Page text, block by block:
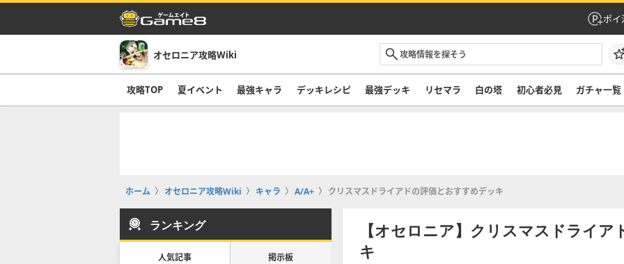
ポイ
オセロニア攻略Wiki
攻略TOP 夏イベント 最強キャラ デッキレシピ 最強デッキ リセマラ 白の塔 初心者必見 ガチャ一覧
ホーム オセロニア攻略Wiki キャラ A/A+ クリスマスドライアドの評価とおすすめデッキ
【オセロニア】クリスマスドライ
キ
ランキング
人気記事 掲示板